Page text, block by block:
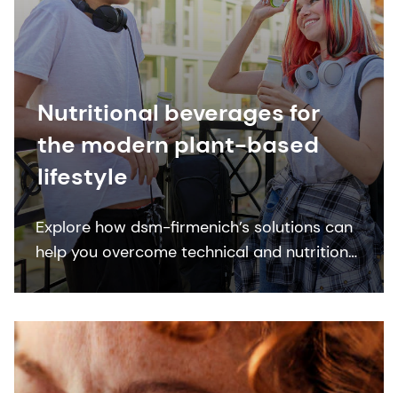
Nutritional beverages for
the modern plant-based
lifestyle
Explore how dsm-firmenich’s solutions can
help you overcome technical and nutritional
challenges in creating trending plant-
beverages.